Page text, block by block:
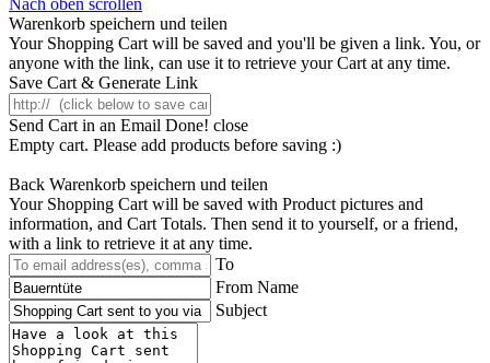
Nach oben scrollen
Warenkorb speichern und teilen
Your Shopping Cart will be saved and you'll be given a link. You, or
anyone with the link, can use it to retrieve your Cart at any time.
Save Cart & Generate Link
Send Cart in an Email Done! close
Empty cart. Please add products before saving :)
Back Warenkorb speichern und teilen
Your Shopping Cart will be saved with Product pictures and
information, and Cart Totals. Then send it to yourself, or a friend,
with a link to retrieve it at any time.
To
From Name
Subject